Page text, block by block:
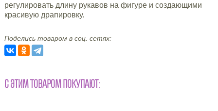
регулировать длину рукавов на фигуре и создающими
красивую драпировку.
Поделись товаром в соц. сетях:
С ЭТИМ ТОВАРОМ ПОКУПАЮТ: